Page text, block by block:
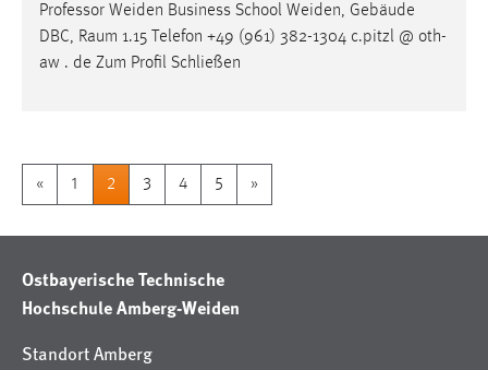
Professor Weiden Business School Weiden, Gebäude
DBC, Raum 1.15 Telefon +49 (961) 382-1304 c.pitzl @ oth-
aw . de Zum Profil Schließen
« 1 2 3 4 5 »
Ostbayerische Technische
Hochschule Amberg-Weiden
Standort Amberg